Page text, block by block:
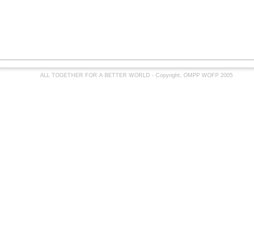
ALL TOGETHER FOR A BETTER WORLD - Copyright, OMPP WOFP 2005